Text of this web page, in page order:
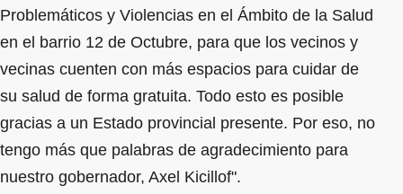
Problemáticos y Violencias en el Ámbito de la Salud
en el barrio 12 de Octubre, para que los vecinos y
vecinas cuenten con más espacios para cuidar de
su salud de forma gratuita. Todo esto es posible
gracias a un Estado provincial presente. Por eso, no
tengo más que palabras de agradecimiento para
nuestro gobernador, Axel Kicillof".